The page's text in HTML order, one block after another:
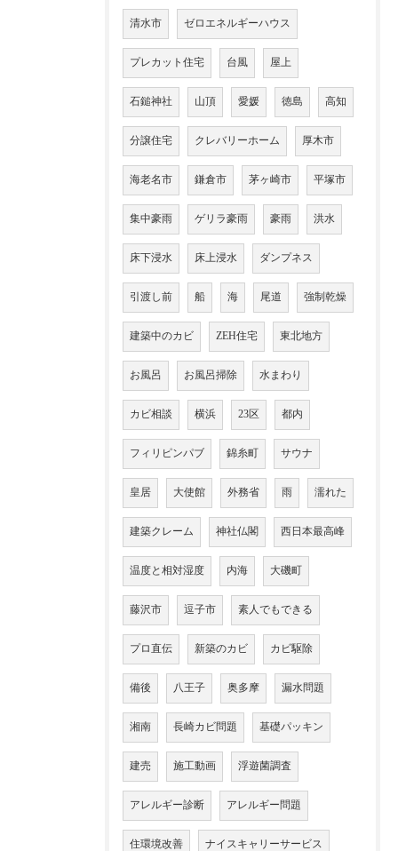
清水市 ゼロエネルギーハウス
プレカット住宅 台風 屋上
石鎚神社 山頂 愛媛 徳島 高知
分譲住宅 クレバリーホーム 厚木市
海老名市 鎌倉市 茅ヶ崎市 平塚市
集中豪雨 ゲリラ豪雨 豪雨 洪水
床下浸水 床上浸水 ダンプネス
引渡し前 船 海 尾道 強制乾燥
建築中のカビ ZEH住宅 東北地方
お風呂 お風呂掃除 水まわり
カビ相談 横浜 23区 都内
フィリピンパブ 錦糸町 サウナ
皇居 大使館 外務省 雨 濡れた
建築クレーム 神社仏閣 西日本最高峰
温度と相対湿度 内海 大磯町
藤沢市 逗子市 素人でもできる
プロ直伝 新築のカビ カビ駆除
備後 八王子 奥多摩 漏水問題
湘南 長崎カビ問題 基礎パッキン
建売 施工動画 浮遊菌調査
アレルギー診断 アレルギー問題
住環境改善 ナイスキャリーサービス